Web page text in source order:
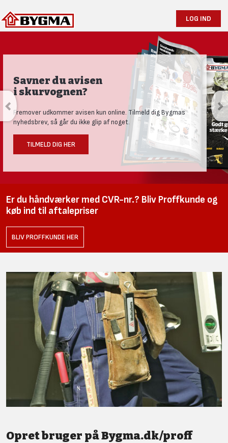
LOG IND
Savner du avisen
i skurvognen?
Fremover udkommer avisen kun online. Tilmeld dig Bygmas
nyhedsbrev, så går du ikke glip af noget.
TILMELD DIG HER
Er du håndværker med CVR-nr.? Bliv Proffkunde og
køb ind til aftalepriser
BLIV PROFFKUNDE HER
Opret bruger på Bygma.dk/proff